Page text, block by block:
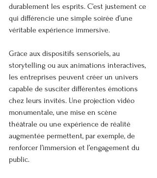
durablement les esprits. C’est justement ce
qui différencie une simple soirée d’une
véritable expérience immersive.
Grâce aux dispositifs sensoriels, au
storytelling ou aux animations interactives,
les entreprises peuvent créer un univers
capable de susciter différentes émotions
chez leurs invités. Une projection vidéo
monumentale, une mise en scène
théâtrale ou une expérience de réalité
augmentée permettent, par exemple, de
renforcer l’immersion et l’engagement du
public.